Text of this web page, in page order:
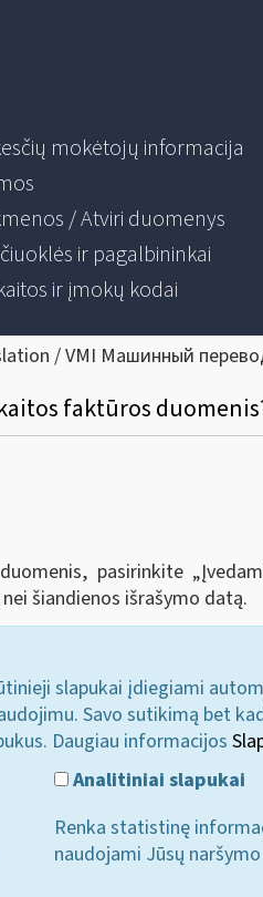
mokėtojų informacija
/ Atviri duomenys
ir pagalbininkai
ir įmokų kodai
/ VMI Машинный
faktūros
pasirinkite
šiandienos išrašymo datą.
slapukai įdiegiami
Savo sutikimą bet
Daugiau informacijos
Analitiniai slapukai
Renka statistinę
naudojami Jūsų